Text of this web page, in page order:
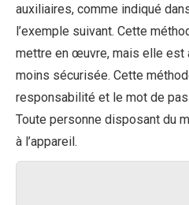
auxiliaires, comme indiqué
l’exemple suivant. Cette
mettre en œuvre, mais elle est
moins sécurisée. Cette
responsabilité et le mot de
Toute personne disposant du
à l’appareil.